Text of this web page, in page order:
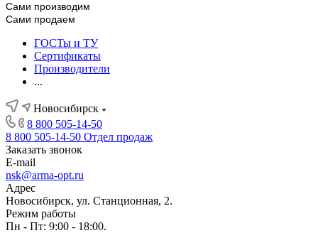
Сами производим
Сами продаем
ГОСТы и ТУ
Сертификаты
Производители
...
Новосибирск
8 800 505-14-50
8 800 505-14-50 Отдел продаж
Заказать звонок
E-mail
nsk@arma-opt.ru
Адрес
Новосибирск, ул. Станционная, 2.
Режим работы
Пн - Пт: 9:00 - 18:00.